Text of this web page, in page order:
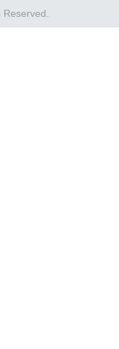
成功，反而可能降
的机会，因为...